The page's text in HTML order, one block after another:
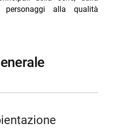
su Rete 4: trama e cast
personaggi alla qualità